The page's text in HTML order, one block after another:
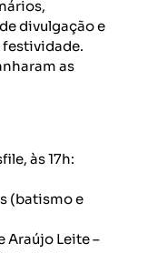
divulgação e
festividade.
as
às 17h:
(batismo e
Araújo Leite –